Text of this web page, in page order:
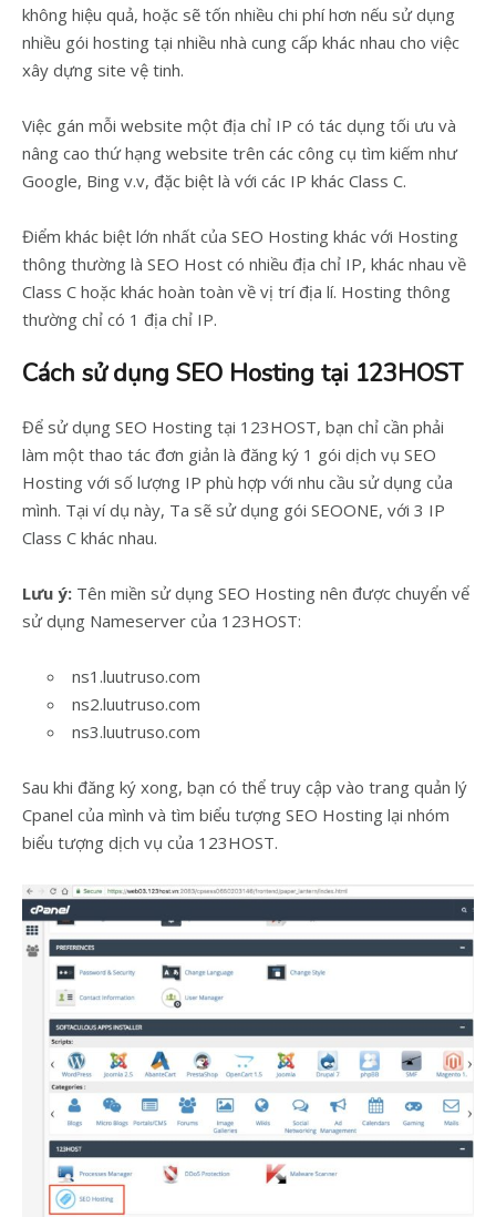
không hiệu quả, hoặc sẽ tốn nhiều chi phí hơn nếu sử dụng
nhiều gói hosting tại nhiều nhà cung cấp khác nhau cho việc
xây dựng site vệ tinh.
Việc gán mỗi website một địa chỉ IP có tác dụng tối ưu và
nâng cao thứ hạng website trên các công cụ tìm kiếm như
Google, Bing v.v, đặc biệt là với các IP khác Class C.
Điểm khác biệt lớn nhất của SEO Hosting khác với Hosting
thông thường là SEO Host có nhiều địa chỉ IP, khác nhau về
Class C hoặc khác hoàn toàn về vị trí địa lí. Hosting thông
thường chỉ có 1 địa chỉ IP.
Cách sử dụng SEO Hosting tại 123HOST
Để sử dụng SEO Hosting tại 123HOST, bạn chỉ cần phải
làm một thao tác đơn giản là đăng ký 1 gói dịch vụ SEO
Hosting với số lượng IP phù hợp với nhu cầu sử dụng của
mình. Tại ví dụ này, Ta sẽ sử dụng gói SEOONE, với 3 IP
Class C khác nhau.
Lưu ý: Tên miền sử dụng SEO Hosting nên được chuyển vể
sử dụng Nameserver của 123HOST:
ns1.luutruso.com
ns2.luutruso.com
ns3.luutruso.com
Sau khi đăng ký xong, bạn có thể truy cập vào trang quản lý
Cpanel của mình và tìm biểu tượng SEO Hosting lại nhóm
biểu tượng dịch vụ của 123HOST.